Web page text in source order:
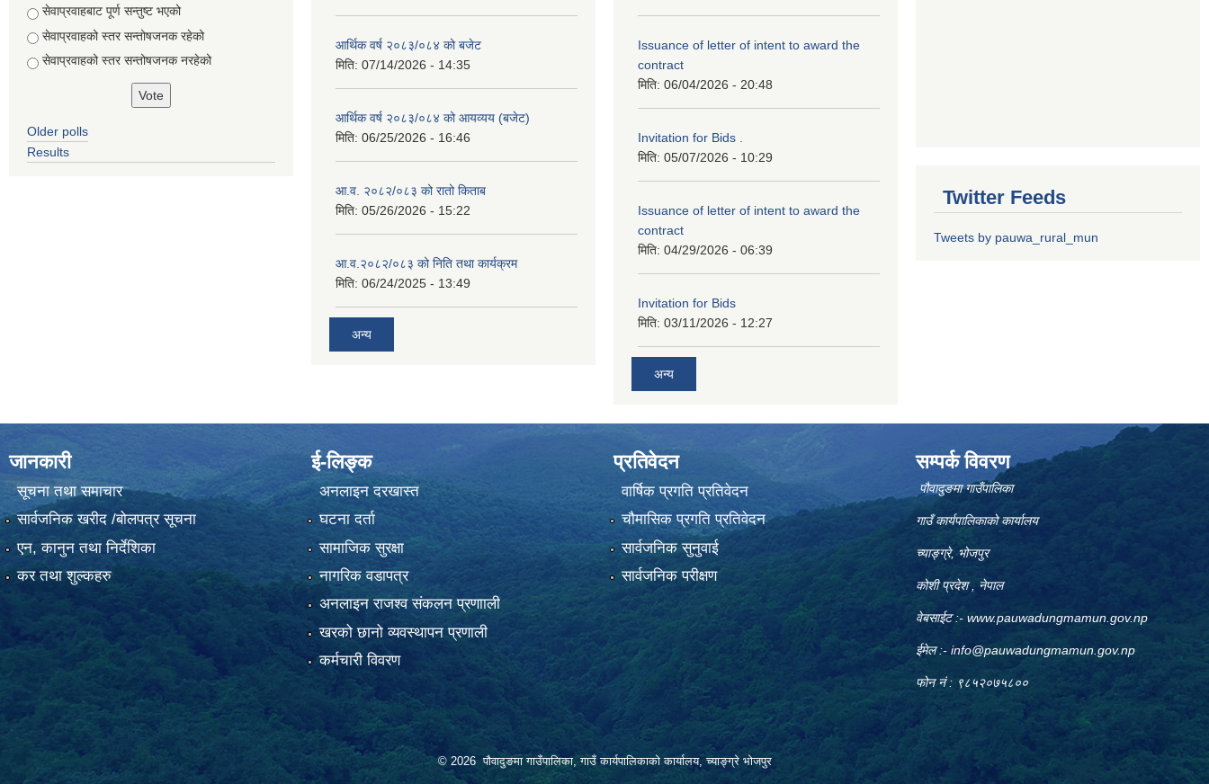
Choices
सेवाप्रवाहबाट पूर्ण सन्तुष्ट भएको
सेवाप्रवाहको स्तर सन्तोषजनक रहेको
सेवाप्रवाहको स्तर सन्तोषजनक नरहेको
Older polls
Results
आर्थिक वर्ष २०८३/०८४ को बजेट
मिति: 07/14/2026 - 14:35
आर्थिक वर्ष २०८३/०८४ को आयव्यय (बजेट)
मिति: 06/25/2026 - 16:46
आ.व. २०८२/०८३ को रातो किताब
मिति: 05/26/2026 - 15:22
आ.व.२०८२/०८३ को निति तथा कार्यक्रम
मिति: 06/24/2025 - 13:49
अन्य
Issuance of letter of intent to award the
contract
मिति: 06/04/2026 - 20:48
Invitation for Bids .
मिति: 05/07/2026 - 10:29
Issuance of letter of intent to award the
contract
मिति: 04/29/2026 - 06:39
Invitation for Bids
मिति: 03/11/2026 - 12:27
अन्य
Twitter Feeds
Tweets by pauwa_rural_mun
जानकारी
सूचना तथा समाचार
सार्वजनिक खरीद /बोलपत्र सूचना
एन, कानुन तथा निर्देशिका
कर तथा शुल्कहरु
ई-लिङ्क
अनलाइन दरखास्त
घटना दर्ता
सामाजिक सुरक्षा
नागरिक वडापत्र
अनलाइन राजश्व संकलन प्रणााली
खरको छानो व्यवस्थापन प्रणाली
कर्मचारी विवरण
प्रतिवेदन
वार्षिक प्रगति प्रतिवेदन
चौमासिक प्रगति प्रतिवेदन
सार्वजनिक सुनुवाई
सार्वजनिक परीक्षण
सम्पर्क विवरण
पौवादुङमा गाउँपालिका
गाउँ कार्यपालिकाको कार्यालय
च्याङ्ग्रे, भोजपुर
कोशी प्रदेश , नेपाल
वेबसाईट :- www.pauwadungmamun.gov.np
ईमेल :- info@pauwadungmamun.gov.np
फोन नं : ९८५२०७५८००
© 2026 पौवादुङमा गाउँपालिका, गाउँ कार्यपालिकाको कार्यालय, च्याङ्ग्रे भोजपुर